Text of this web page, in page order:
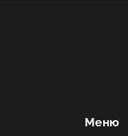
Меню